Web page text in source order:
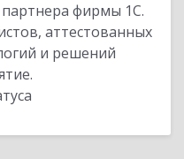
фирмы 1С.
аттестованных
и решений